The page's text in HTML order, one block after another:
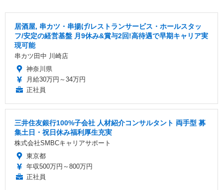
居酒屋, 串カツ・串揚げ/レストランサービス・ホールスタッ
フ/安定の経営基盤 月9休み&賞与2回!高待遇で早期キャリア実
現可能
串カツ田中 川崎店
神奈川県
月給30万円～34万円
正社員
三井住友銀行100%子会社 人材紹介コンサルタント 両手型 募
集土日・祝日休み福利厚生充実
株式会社SMBCキャリアサポート
東京都
年収500万円～800万円
正社員